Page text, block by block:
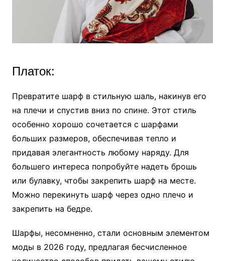
Платок:
Превратите шарф в стильную шаль, накинув его
на плечи и спустив вниз по спине. Этот стиль
особенно хорошо сочетается с шарфами
больших размеров, обеспечивая тепло и
придавая элегантность любому наряду. Для
большего интереса попробуйте надеть брошь
или булавку, чтобы закрепить шарф на месте.
Можно перекинуть шарф через одно плечо и
закрепить на бедре.
Шарфы, несомненно, стали основным элементом
моды в 2026 году, предлагая бесчисленное